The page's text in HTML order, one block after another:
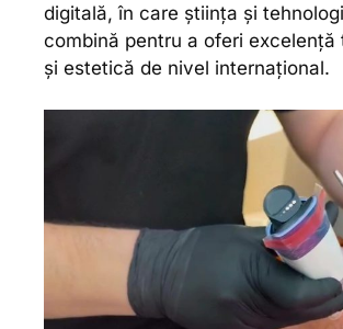
digitală, în care știința și
combină pentru a oferi excelență
și estetică de nivel internațional.